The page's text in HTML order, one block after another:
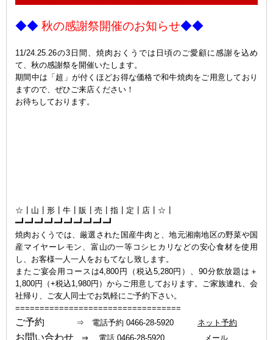
◆◆ 秋の感謝祭開催のお知らせ◆◆
11/24.25.26の3日間、焼肉おくうでは日頃のご愛顧に感謝を込め
て、秋の感謝祭を開催いたします。
期間中は「超」が付くほどお得な価格で和牛焼肉をご用意しており
ますので、ぜひご来店ください！
お待ちしております。
☆┃山┃形┃牛┃販┃売┃指┃定┃店┃☆┃
━┛━┛━┛━┛━┛━┛━┛━┛━┛━┛
焼肉おくうでは、厳選された国産牛肉と、地元湘南地区の野菜や国
産マイヤーレモン、富山の一等コシヒカリなどの安心食材を使用
し、お客様一人一人をおもてなし致します。
またご宴会用コースは4,800円（税込5,280円）、90分飲放題は＋
1,800円（+税込1,980円）からご用意しております。ご家族連れ、会
社帰り、ご友人同士でお気軽にご予約下さい。
==================================
ご予約 ⇒ 電話予約 0466-28-5920 ネット予約
お問い合わせ ⇒ 電話 0466-28-5920 メール